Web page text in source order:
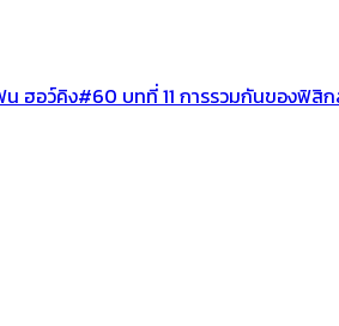
ฮอว์คิง#60 บทที่ 11 การรวมกันของฟิสิ